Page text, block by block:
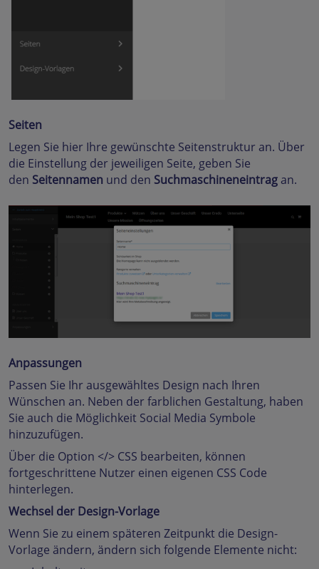
Seiten
Legen Sie hier Ihre gewünschte Seitenstruktur an. Über
die Einstellung der jeweiligen Seite, geben Sie
den Seitennamen und den Suchmaschineneintrag an.
Anpassungen
Passen Sie Ihr ausgewähltes Design nach Ihren
Wünschen an. Neben der farblichen Gestaltung, haben
Sie auch die Möglichkeit Social Media Symbole
hinzuzufügen.
Über die Option </> CSS bearbeiten, können
fortgeschrittene Nutzer einen eigenen CSS Code
hinterlegen.
Wechsel der Design-Vorlage
Wenn Sie zu einem späteren Zeitpunkt die Design-
Vorlage ändern, ändern sich folgende Elemente nicht: